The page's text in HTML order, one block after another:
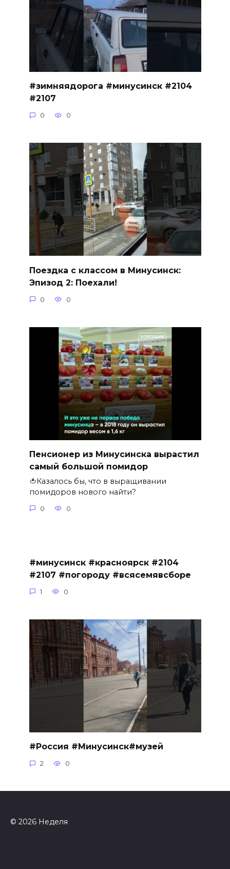
#зимняядорога #минусинск #2104
#2107
0 0
Поездка с классом в Минусинск:
Эпизод 2: Поехали!
0 0
Пенсионер из Минусинска вырастил
самый большой помидор
🍅Казалось бы, что в выращивании
помидоров нового найти?
0 0
#минусинск #красноярск #2104
#2107 #погороду #всясемявсборе
1 0
#Россия #Минусинск#музей
2 0
© 2026 Неделя